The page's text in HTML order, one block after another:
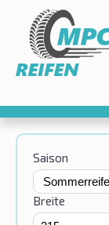
Saison
Breite